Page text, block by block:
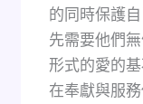
的同時保護
先需要他們
形式的愛的
在奉獻與服